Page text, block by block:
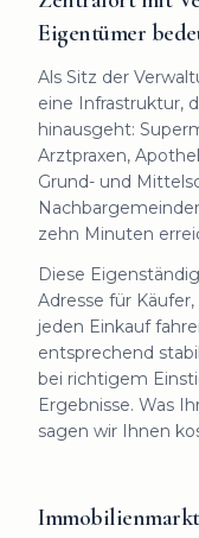
Eigentümer
Als Sitz der
eine Infrastruktur,
hinausgeht:
Arztpraxen,
Grund- und
zehn Minuten
Diese
Adresse für
jeden Einkauf
entsprechend
bei richtigem
Ergebnisse. Was
sagen wir Ihnen